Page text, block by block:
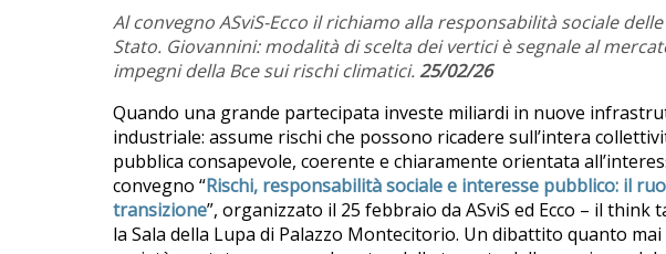
Al convegno ASviS-Ecco il richiamo alla responsabilità sociale
Stato. Giovannini: modalità di scelta dei vertici è segnale al
impegni della Bce sui rischi climatici.25/02/26
Quando una grande partecipata investe miliardi in nuove
industriale: assume rischi che possono ricadere sull’intera
pubblica consapevole, coerente e chiaramente orientata
convegno “Rischi, responsabilità sociale e interesse pubblico: il
transizione”, organizzato il 25 febbraio da ASviS ed Ecco – il
la Sala della Lupa di Palazzo Montecitorio. Un dibattito quanto